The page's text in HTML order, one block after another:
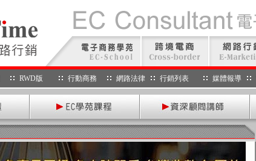
RWD版 行動商務 網路法律 行銷列表 媒體報導